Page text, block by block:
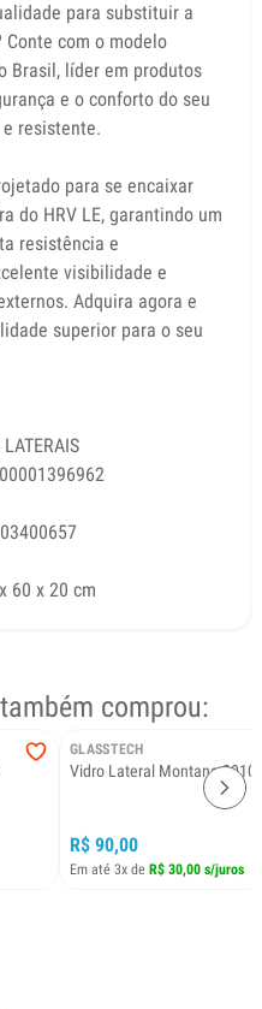
para substituir a
Conte com o modelo
Brasil, líder em produtos
e o conforto do seu
resistente.
para se encaixar
do HRV LE, garantindo um
resistência e
visibilidade e
Adquira agora e
superior para o seu
60 x 20 cm
comprou:
GLASSTECH
Vidro Lateral Montana
R$ 90,00
Em até 3x de R$ 30,00 s/juros